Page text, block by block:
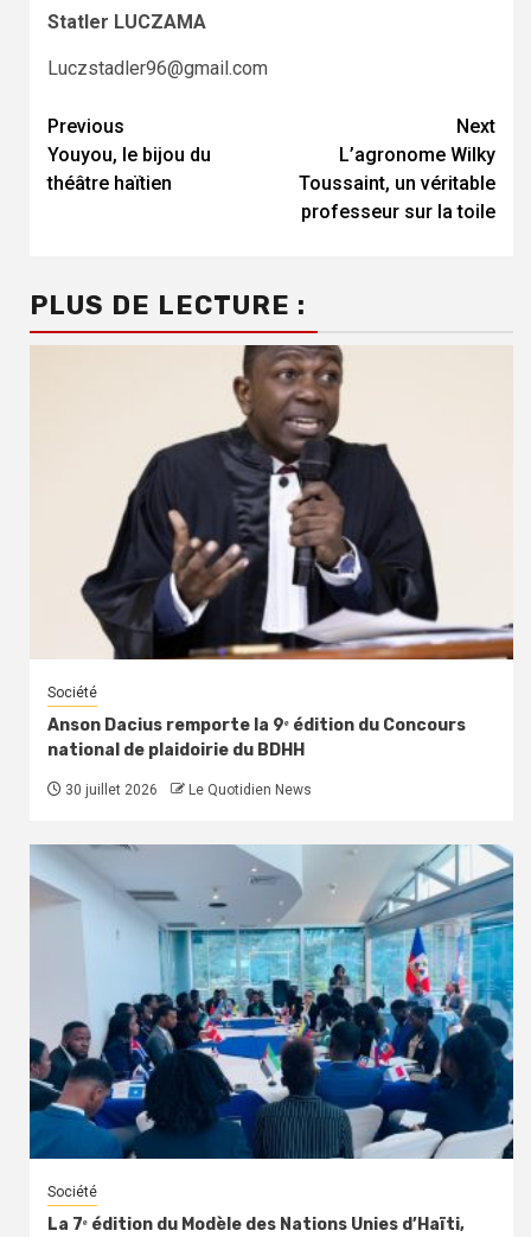
Statler LUCZAMA
Luczstadler96@gmail.com
Continue
Reading
Previous
Youyou, le bijou du
théâtre haïtien
Next
L’agronome Wilky
Toussaint, un véritable
professeur sur la toile
PLUS DE LECTURE :
Société
Anson Dacius remporte la 9ᵉ édition du Concours
national de plaidoirie du BDHH
30 juillet 2026 Le Quotidien News
Société
La 7ᵉ édition du Modèle des Nations Unies d’Haïti,